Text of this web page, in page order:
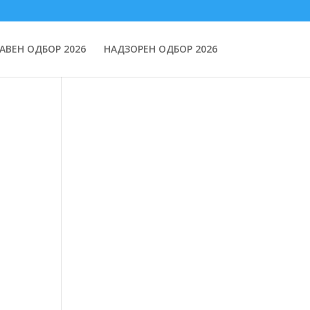
ОДБОР 2026 НАДЗОРЕН ОДБОР 2026